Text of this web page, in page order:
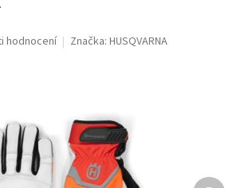
hodnocení Značka: HUSQVARNA